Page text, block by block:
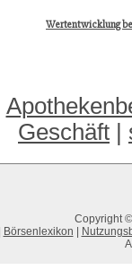
Wertentwicklung
Geschäft
Copyright
Börsenlexikon